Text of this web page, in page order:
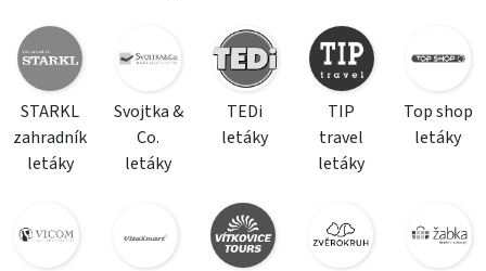
STARKL
zahradník
letáky
Svojtka &
Co.
letáky
TEDi
letáky
TIP
travel
letáky
Top shop
letáky